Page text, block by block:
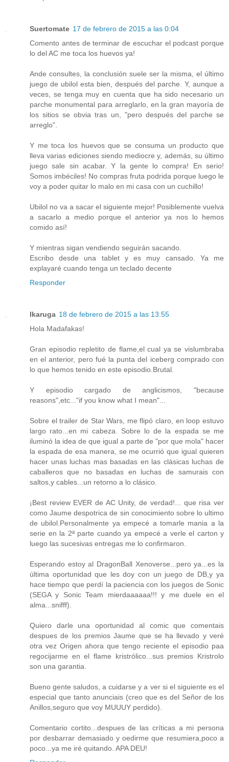
Suertomate 17 de febrero de 2015 a las 0:04
Comento antes de terminar de escuchar el podcast porque
lo del AC me toca los huevos ya!
Ande consultes, la conclusión suele ser la misma, el último
juego de ubilol esta bien, después del parche. Y, aunque a
veces, se tenga muy en cuenta que ha sido necesario un
parche monumental para arreglarlo, en la gran mayoría de
los sitios se obvia tras un, "pero después del parche se
arreglo".
Y me toca los huevos que se consuma un producto que
lleva varias ediciones siendo mediocre y, además, su último
juego sale sin acabar. Y la gente lo compra! En serio!
Somos imbéciles! No compras fruta podrida porque luego le
voy a poder quitar lo malo en mi casa con un cuchillo!
Ubilol no va a sacar el siguiente mejor! Posiblemente vuelva
a sacarlo a medio porque el anterior ya nos lo hemos
comido así!
Y mientras sigan vendiendo seguirán sacando.
Escribo desde una tablet y es muy cansado. Ya me
explayaré cuando tenga un teclado decente
Responder
Ikaruga 18 de febrero de 2015 a las 13:55
Hola Madafakas!
Gran episodio repletito de flame,el cual ya se vislumbraba
en el anterior, pero fué la punta del iceberg comprado con
lo que hemos tenido en este episodio.Brutal.
Y episodio cargado de anglicismos, "because
reasons",etc..."if you know what I mean"...
Sobre el trailer de Star Wars, me flipó claro, en loop estuvo
largo rato...en mi cabeza. Sobre lo de la espada se me
iluminó la idea de que igual a parte de "por que mola" hacer
la espada de esa manera, se me ocurrió que igual quieren
hacer unas luchas mas basadas en las clásicas luchas de
caballeros que no basadas en luchas de samurais con
saltos,y cables...un retorno a lo clásico.
¡Best review EVER de AC Unity, de verdad!... que risa ver
como Jaume despotrica de sin conocimiento sobre lo ultimo
de ubilol.Personalmente ya empecé a tomarle mania a la
serie en la 2ª parte cuando ya empecé a verle el carton y
luego las sucesivas entregas me lo confirmaron.
Esperando estoy al DragonBall Xenoverse...pero ya...es la
última oportunidad que les doy con un juego de DB,y ya
hace tiempo que perdí la paciencia con los juegos de Sonic
(SEGA y Sonic Team mierdaaaaaa!!! y me duele en el
alma...snifff).
Quiero darle una oportunidad al comic que comentais
despues de los premios Jaume que se ha llevado y veré
otra vez Origen ahora que tengo reciente el episodio paa
regocijarme en el flame kristrólico...sus premios Kristrolo
son una garantia.
Bueno gente saludos, a cuidarse y a ver si el siguiente es el
especial que tanto anunciais (creo que es del Señor de los
Anillos,seguro que voy MUUUY perdido).
Comentario cortito...despues de las críticas a mi persona
por desbarrar demasiado y oedirme que resumiera,poco a
poco...ya me iré quitando. APA DEU!